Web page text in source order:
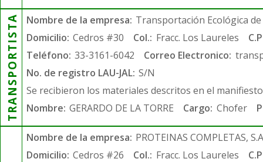
TRANSPORTISTA Nombre de la empresa: Transportación Ecológica de
Domicilio: Cedros #30 Col.: Fracc. Los Laureles
Teléfono: 33-3161-6042 Correo Electronico:
No. de registro LAU-JAL: S/N
Se recibieron los materiales descritos en el
Nombre: GERARDO DE LA TORRE Cargo: Chofer
Nombre de la empresa: PROTEINAS COMPLETAS,
Domicilio: Cedros #26 Col.: Fracc. Los Laureles